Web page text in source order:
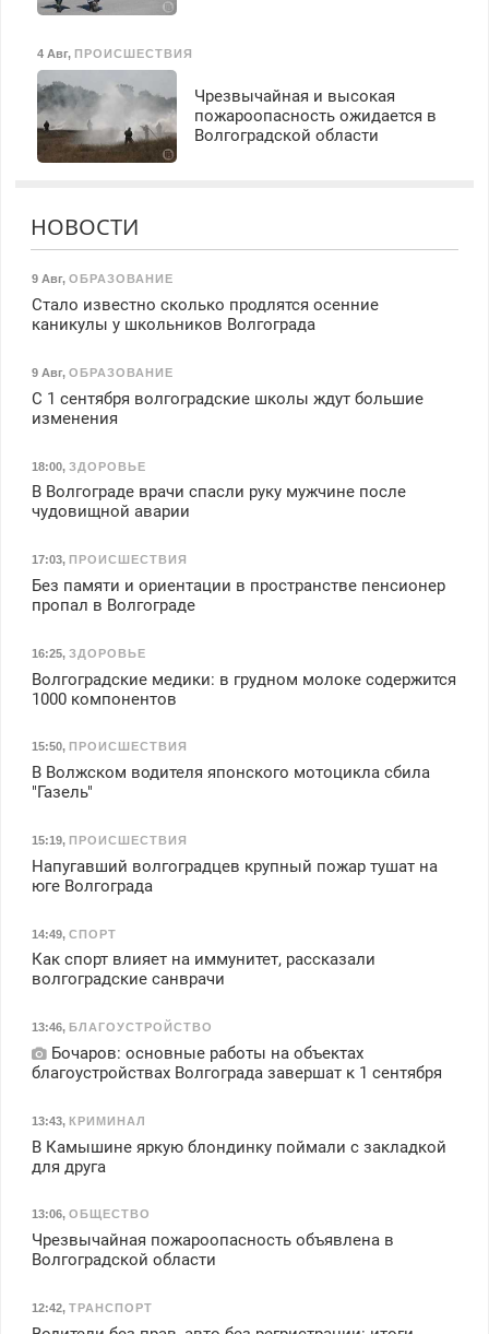
4 Авг, ПРОИСШЕСТВИЯ
Чрезвычайная и высокая
пожароопасность ожидается в
Волгоградской области
НОВОСТИ
9 Авг, ОБРАЗОВАНИЕ
Стало известно сколько продлятся осенние
каникулы у школьников Волгограда
9 Авг, ОБРАЗОВАНИЕ
С 1 сентября волгоградские школы ждут большие
изменения
18:00, ЗДОРОВЬЕ
В Волгограде врачи спасли руку мужчине после
чудовищной аварии
17:03, ПРОИСШЕСТВИЯ
Без памяти и ориентации в пространстве пенсионер
пропал в Волгограде
16:25, ЗДОРОВЬЕ
Волгоградские медики: в грудном молоке содержится
1000 компонентов
15:50, ПРОИСШЕСТВИЯ
В Волжском водителя японского мотоцикла сбила
"Газель"
15:19, ПРОИСШЕСТВИЯ
Напугавший волгоградцев крупный пожар тушат на
юге Волгограда
14:49, СПОРТ
Как спорт влияет на иммунитет, рассказали
волгоградские санврачи
13:46, БЛАГОУСТРОЙСТВО
Бочаров: основные работы на объектах
благоустройствах Волгограда завершат к 1 сентября
13:43, КРИМИНАЛ
В Камышине яркую блондинку поймали с закладкой
для друга
13:06, ОБЩЕСТВО
Чрезвычайная пожароопасность объявлена в
Волгоградской области
12:42, ТРАНСПОРТ